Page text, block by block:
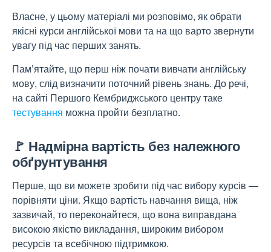
Власне, у цьому матеріалі ми розповімо, як обрати
якісні курси англійської мови та на що варто звернути
увагу під час перших занять.
Пам’ятайте, що перш ніж почати вивчати англійську
мову, слід визначити поточний рівень знань. До речі,
на сайті Першого Кембриджського центру таке
тестування можна пройти безплатно.
🚩 Надмірна вартість без належного
обґрунтування
Перше, що ви можете зробити під час вибору курсів —
порівняти ціни. Якщо вартість навчання вища, ніж
зазвичай, то переконайтеся, що вона виправдана
високою якістю викладання, широким вибором
ресурсів та всебічною підтримкою.